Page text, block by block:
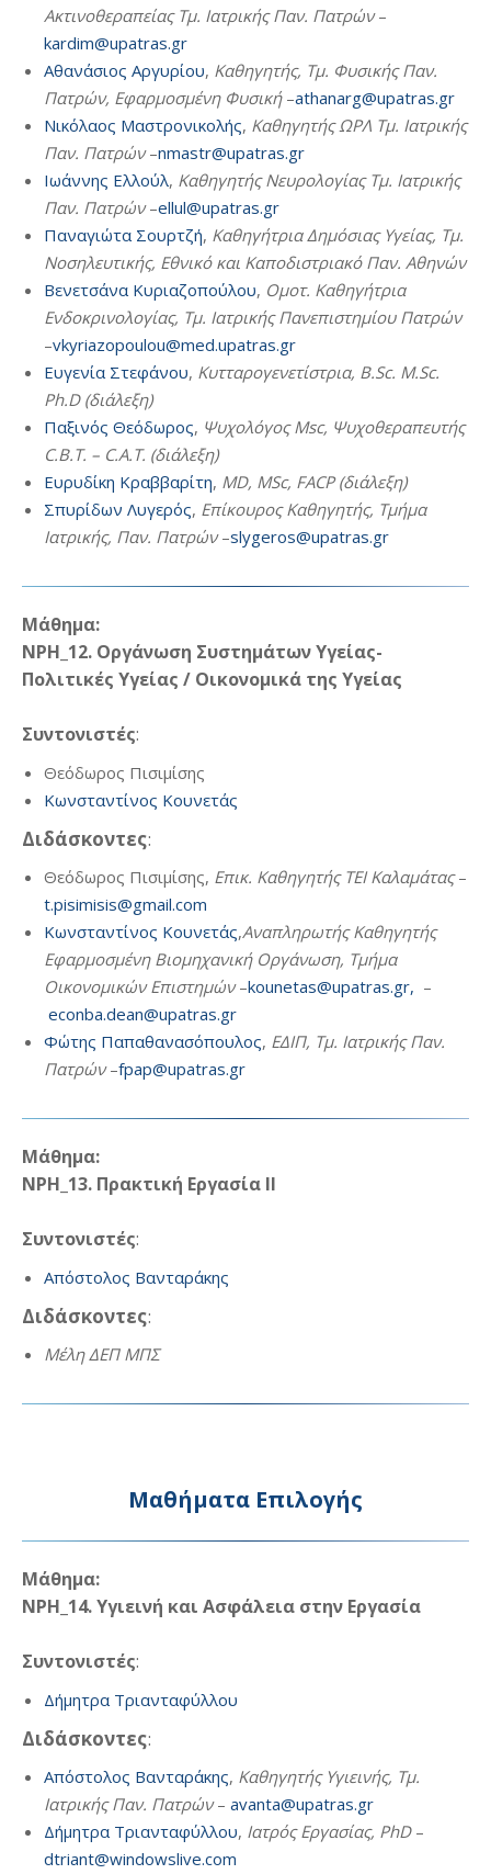
Ακτινοθεραπείας Τμ. Ιατρικής Παν. Πατρών–
kardim@upatras.gr
Αθανάσιος Αργυρίου, Καθηγητής, Τμ. Φυσικής Παν.
Πατρών, Εφαρμοσμένη Φυσική–athanarg@upatras.gr
Νικόλαος Μαστρονικολής, Καθηγητής ΩΡΛ Τμ. Ιατρικής
Παν. Πατρών–nmastr@upatras.gr
Ιωάννης Ελλούλ, Καθηγητής Νευρολογίας Τμ. Ιατρικής
Παν. Πατρών–ellul@upatras.gr
Παναγιώτα Σουρτζή, Καθηγήτρια Δημόσιας Υγείας, Τμ.
Νοσηλευτικής, Εθνικό και Καποδιστριακό Παν. Αθηνών
Βενετσάνα Κυριαζοπούλου, Ομοτ. Καθηγήτρια
Ενδοκρινολογίας, Τμ. Ιατρικής Πανεπιστημίου Πατρών
–vkyriazopoulou@med.upatras.gr
Ευγενία Στεφάνου, Κυτταρογενετίστρια, B.Sc. M.Sc.
Ph.D (διάλεξη)
Παξινός Θεόδωρος, Ψυχολόγος Msc, Ψυχοθεραπευτής
C.B.T. – C.A.T. (διάλεξη)
Ευρυδίκη Κραββαρίτη, MD, MSc, FACP (διάλεξη)
Σπυρίδων Λυγερός, Επίκουρος Καθηγητής, Τμήμα
Ιατρικής, Παν. Πατρών–slygeros@upatras.gr
Μάθημα:
NPH_12. Οργάνωση Συστημάτων Υγείας-
Πολιτικές Υγείας / Οικονομικά της Υγείας
Συντονιστές:
Θεόδωρος Πισιμίσης
Κωνσταντίνος Κουνετάς
Διδάσκοντες:
Θεόδωρος Πισιμίσης, Επικ. Καθηγητής ΤΕΙ Καλαμάτας–
t.pisimisis@gmail.com
Κωνσταντίνος Κουνετάς,Αναπληρωτής Καθηγητής
Εφαρμοσμένη Βιομηχανική Οργάνωση, Τμήμα
Οικονομικών Επιστημών–kounetas@upatras.gr, –
econba.dean@upatras.gr
Φώτης Παπαθανασόπουλος, ΕΔΙΠ, Τμ. Ιατρικής Παν.
Πατρών–fpap@upatras.gr
Μάθημα:
ΝΡΗ_13. Πρακτική Εργασία ΙΙ
Συντονιστές:
Απόστολος Βανταράκης
Διδάσκοντες:
Μέλη ΔΕΠ ΜΠΣ
Μαθήματα Επιλογής
Μάθημα:
ΝΡΗ_14. Υγιεινή και Ασφάλεια στην Εργασία
Συντονιστές:
Δήμητρα Τριανταφύλλου
Διδάσκοντες:
Απόστολος Βανταράκης, Καθηγητής Υγιεινής, Τμ.
Ιατρικής Παν. Πατρών– avanta@upatras.gr
Δήμητρα Τριανταφύλλου, Ιατρός Εργασίας, PhD–
dtriant@windowslive.com